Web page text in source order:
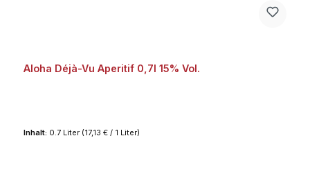
Aloha Déjà-Vu Aperitif 0,7l 15% Vol.
Inhalt: 0.7 Liter (17,13 € / 1 Liter)